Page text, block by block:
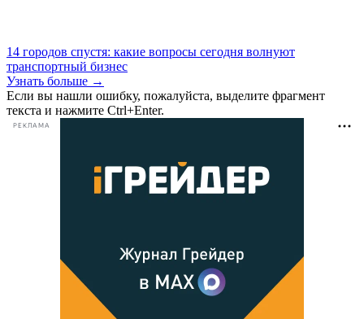
14 городов спустя: какие вопросы сегодня волнуют
транспортный бизнес
Узнать больше →
Если вы нашли ошибку, пожалуйста, выделите фрагмент
текста и нажмите Ctrl+Enter.
РЕКЛАМА